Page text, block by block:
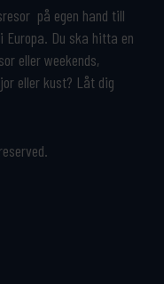
på egen hand till
Du ska hitta en
eller weekends,
eller kust? Låt dig